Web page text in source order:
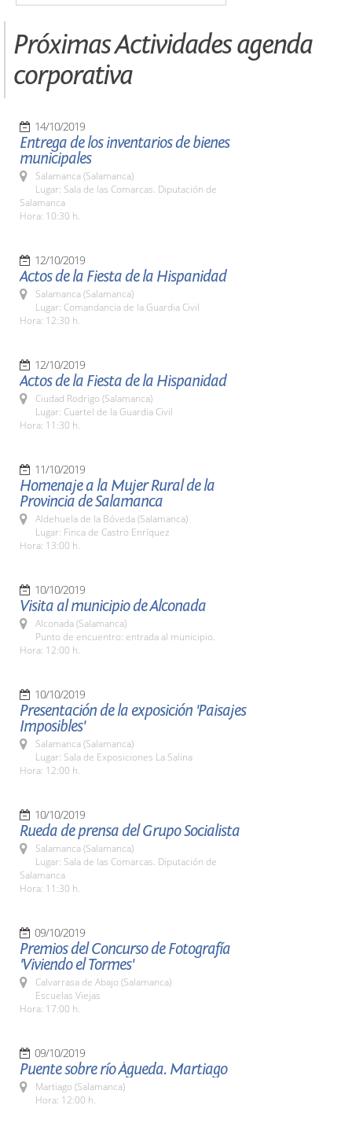
Próximas Actividades agenda
corporativa
14/10/2019
Entrega de los inventarios de bienes
municipales
Salamanca (Salamanca)
Lugar: Sala de las Comarcas. Diputación de
Salamanca
Hora: 10:30 h.
12/10/2019
Actos de la Fiesta de la Hispanidad
Salamanca (Salamanca)
Lugar: Comandancia de la Guardia Civil
Hora: 12:30 h.
12/10/2019
Actos de la Fiesta de la Hispanidad
Ciudad Rodrigo (Salamanca)
Lugar: Cuartel de la Guardia Civil
Hora: 11:30 h.
11/10/2019
Homenaje a la Mujer Rural de la
Provincia de Salamanca
Aldehuela de la Bóveda (Salamanca)
Lugar: Finca de Castro Enríquez
Hora: 13:00 h.
10/10/2019
Visita al municipio de Alconada
Alconada (Salamanca)
Punto de encuentro: entrada al municipio.
Hora: 12:00 h.
10/10/2019
Presentación de la exposición 'Paisajes
Imposibles'
Salamanca (Salamanca)
Lugar: Sala de Exposiciones La Salina
Hora: 12:00 h.
10/10/2019
Rueda de prensa del Grupo Socialista
Salamanca (Salamanca)
Lugar: Sala de las Comarcas. Diputación de
Salamanca
Hora: 11:30 h.
09/10/2019
Premios del Concurso de Fotografía
'Viviendo el Tormes'
Calvarrasa de Abajo (Salamanca)
Escuelas Viejas
Hora: 17:00 h.
09/10/2019
Puente sobre río Águeda. Martiago
Martiago (Salamanca)
Hora: 12:00 h.